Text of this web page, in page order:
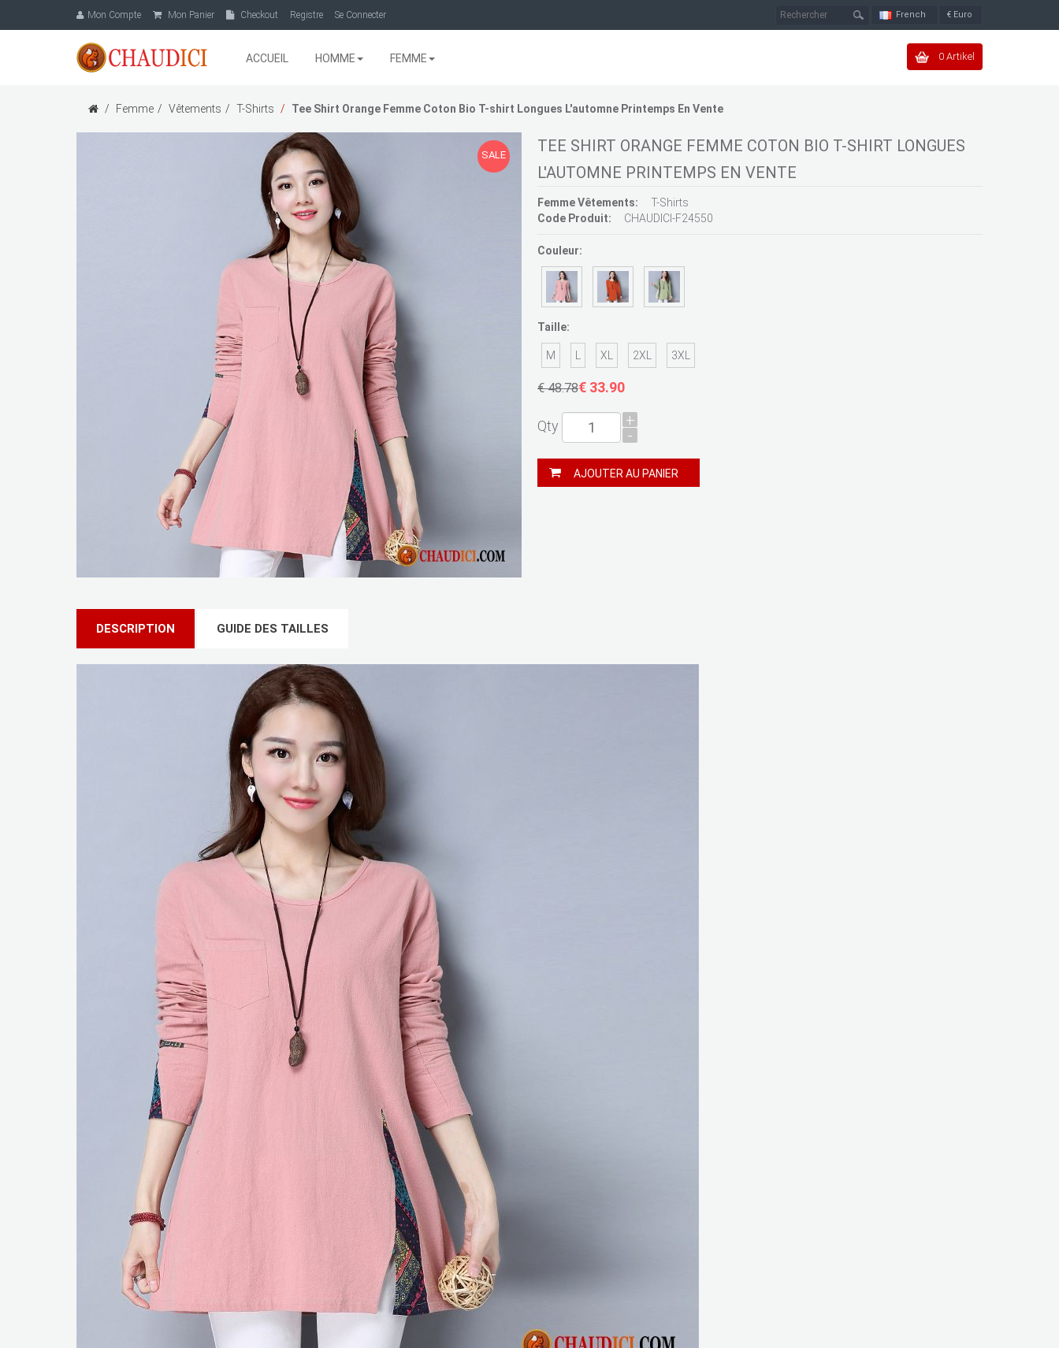
Mon Compte Mon Panier Checkout Registre Se Connecter € Euro
French
ACCUEIL HOMME FEMME 0 Artikel
Femme Vêtements T-Shirts Tee Shirt Orange Femme Coton Bio T-shirt Longues L'automne Printemps En Vente
SALE
TEE SHIRT ORANGE FEMME COTON BIO T-SHIRT LONGUES
L'AUTOMNE PRINTEMPS EN VENTE
Femme Vêtements:
T-Shirts
Code Produit:
CHAUDICI-F24550
Couleur:
Taille:
M XL 2XL 3XL
€ 48.78€ 33.90
Qty +
-
AJOUTER AU PANIER
DESCRIPTION GUIDE DES TAILLES